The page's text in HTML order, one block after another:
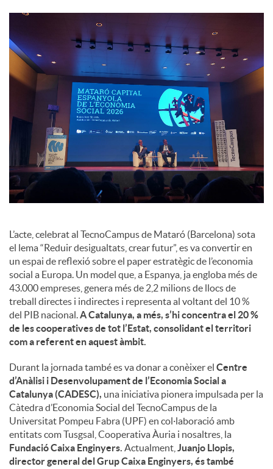
S
o
i
a
l
s
L’acte, celebrat al TecnoCampus de Mataró (Barcelona) sota
el lema “Reduir desigualtats, crear futur”, es va convertir en
un espai de reflexió sobre el paper estratègic de l’economia
social a Europa. Un model que, a Espanya, ja engloba més de
43.000 empreses, genera més de 2,2 milions de llocs de
treball directes i indirectes i representa al voltant del 10 %
del PIB nacional.A Catalunya, a més, s’hi concentra el 20 %
de les cooperatives de tot l’Estat, consolidant el territori
com a referent en aquest àmbit.
Durant la jornada també es va donar a conèixer el Centre
d’Anàlisi i Desenvolupament de l’Economia Social a
Catalunya (CADESC), una iniciativa pionera impulsada per la
Càtedra d’Economia Social del TecnoCampus de la
Universitat Pompeu Fabra (UPF) en col·laboració amb
entitats com Tusgsal, Cooperativa Àuria i nosaltres, la
Fundació Caixa Enginyers. Actualment, Juanjo Llopis,
director general del Grup Caixa Enginyers, és també